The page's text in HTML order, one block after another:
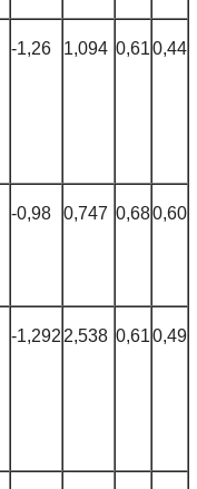
-1,26 1,094 0,610,44
-0,98 0,747 0,680,60
-1,292 2,538 0,610,49